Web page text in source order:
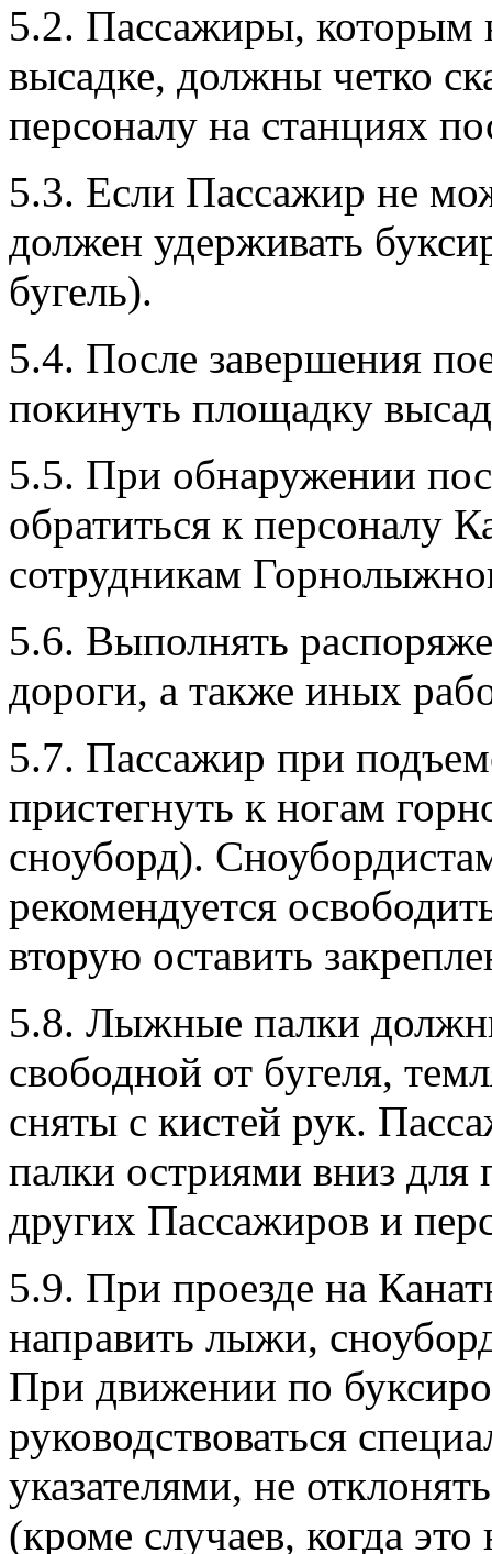
5.2. Пассажиры,
высадке, должны четко
персоналу на станциях
5.3. Если Пассажир не
должен удерживать
бугель).
5.4. После завершения
покинуть площадку
5.5. При обнаружении
обратиться к персоналу
сотрудникам
5.6. Выполнять
дороги, а также иных
5.7. Пассажир при
пристегнуть к ногам
сноуборд).
рекомендуется
вторую оставить
5.8. Лыжные палки
свободной от бугеля,
сняты с кистей рук.
палки остриями вниз для
других Пассажиров и
5.9. При проезде на
направить лыжи,
При движении по
руководствоваться
указателями, не
(кроме случаев, когда